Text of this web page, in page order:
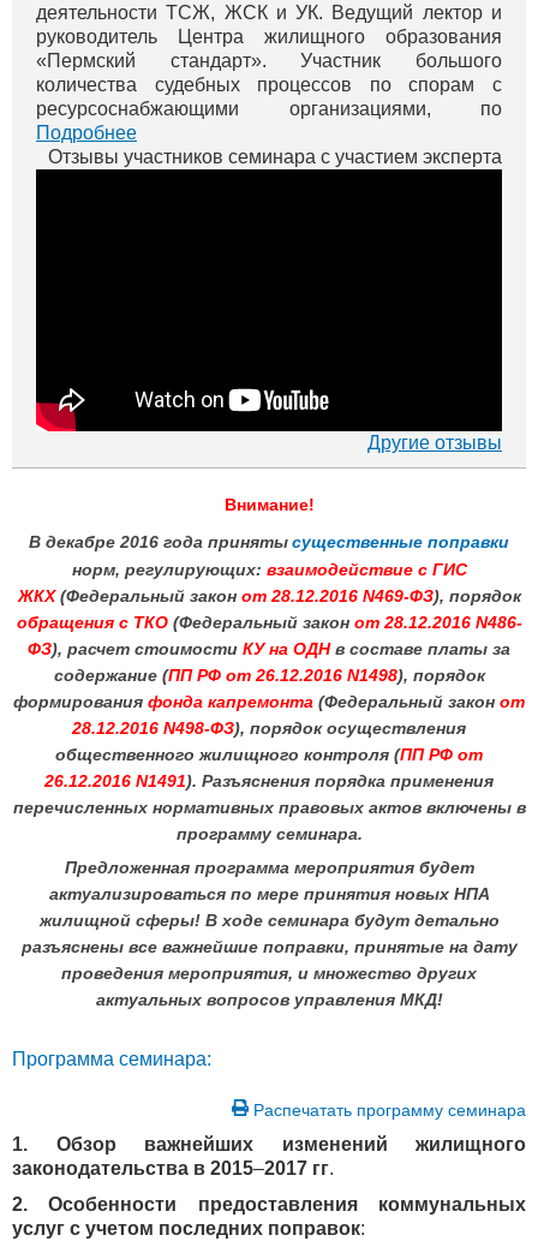
деятельности ТСЖ, ЖСК и УК. Ведущий лектор и
руководитель Центра жилищного образования
«Пермский стандарт». Участник большого
количества судебных процессов по спорам с
ресурсоснабжающими организациями, по
оспариванию монопольного сговора тепловиков в
г. Перми. Вы можете просмотреть бесплатные вид...
Подробнее
Отзывы участников семинара с участием эксперта
Другие отзывы
Внимание!
В декабре 2016 года принятысущественные поправки
норм, регулирующих: взаимодействие с ГИС
ЖКХ(Федеральный закон от 28.12.2016 N469-ФЗ), порядок
обращения с ТКО(Федеральный закон от 28.12.2016 N486-
ФЗ), расчет стоимости КУ на ОДНв составе платы за
содержание (ПП РФ от 26.12.2016 N1498), порядок
формирования фонда капремонта (Федеральный закон от
28.12.2016 N498-ФЗ), порядок осуществления
общественного жилищного контроля (ПП РФ от
26.12.2016 N1491). Разъяснения порядка применения
перечисленных нормативных правовых актов включены в
программу семинара.
Предложенная программа мероприятия будет
актуализироваться по мере принятия новых НПА
жилищной сферы! В ходе семинара будут детально
разъяснены все важнейшие поправки, принятые на дату
проведения мероприятия, и множество других
актуальных вопросов управления МКД!
Программа семинара:
Распечатать программу семинара
1. Обзор важнейших изменений жилищного
законодательства в 2015–2017 гг.
2. Особенности предоставления коммунальных
услуг с учетом последних поправок: